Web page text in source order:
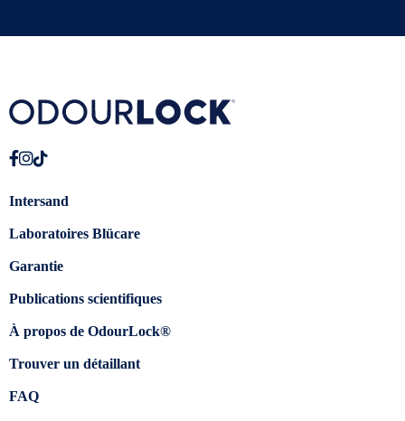
Intersand
Laboratoires Blücare
Garantie
Publications scientifiques
À propos de OdourLock®
Trouver un détaillant
FAQ